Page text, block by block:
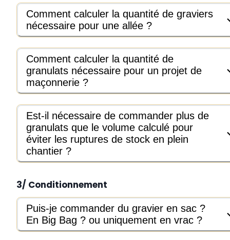
Comment calculer la quantité de graviers
nécessaire pour une allée ?
Comment calculer la quantité de
granulats nécessaire pour un projet de
maçonnerie ?
Est-il nécessaire de commander plus de
granulats que le volume calculé pour
éviter les ruptures de stock en plein
chantier ?
3/ Conditionnement
Puis-je commander du gravier en sac ?
En Big Bag ? ou uniquement en vrac ?